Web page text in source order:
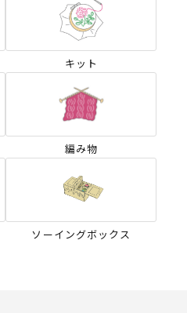
キット
編み物
ソーイングボックス